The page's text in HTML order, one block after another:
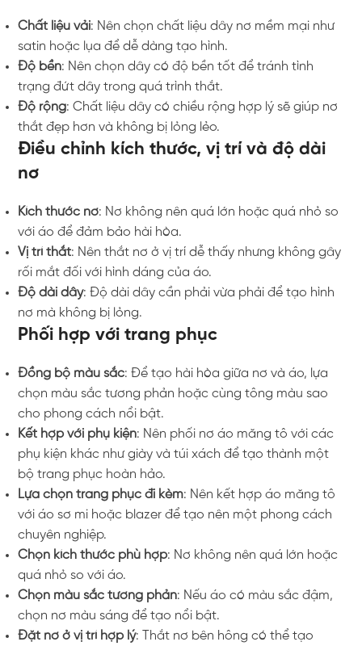
Chất liệu vải: Nên chọn chất liệu dây nơ mềm mại như
satin hoặc lụa để dễ dàng tạo hình.
Độ bền: Nên chọn dây có độ bền tốt để tránh tình
trạng đứt dây trong quá trình thắt.
Độ rộng: Chất liệu dây có chiều rộng hợp lý sẽ giúp nơ
thắt đẹp hơn và không bị lỏng lẻo.
Điều chỉnh kích thước, vị trí và độ dài
nơ
Kích thước nơ: Nơ không nên quá lớn hoặc quá nhỏ so
với áo để đảm bảo hài hòa.
Vị trí thắt: Nên thắt nơ ở vị trí dễ thấy nhưng không gây
rối mắt đối với hình dáng của áo.
Độ dài dây: Độ dài dây cần phải vừa phải để tạo hình
nơ mà không bị lỏng.
Phối hợp với trang phục
Đồng bộ màu sắc: Để tạo hài hòa giữa nơ và áo, lựa
chọn màu sắc tương phản hoặc cùng tông màu sao
cho phong cách nổi bật.
Kết hợp với phụ kiện: Nên phối nơ áo măng tô với các
phụ kiện khác như giày và túi xách để tạo thành một
bộ trang phục hoàn hảo.
Lựa chọn trang phục đi kèm: Nên kết hợp áo măng tô
với áo sơ mi hoặc blazer để tạo nên một phong cách
chuyên nghiệp.
Chọn kích thước phù hợp: Nơ không nên quá lớn hoặc
quá nhỏ so với áo.
Chọn màu sắc tương phản: Nếu áo có màu sắc đậm,
chọn nơ màu sáng để tạo nổi bật.
Đặt nơ ở vị trí hợp lý: Thắt nơ bên hông có thể tạo